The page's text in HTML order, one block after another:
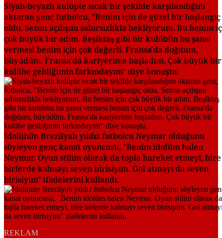
Siyah-beyazlı kulüpte sıcak bir şekilde karşılandığını
aktaran genç futbolcu, "Benim için de güzel bir başlangıç
oldu. Sezon açılışını sabırsızlıkla bekliyorum. Bu benim
çok büyük bir adım. Beşiktaş gibi bir kulübün bu şansı
vermesi benim için çok değerli. Fransa'da doğdum,
büyüdüm. Fransa'da kariyerime başladım. Çok büyük bir
kulübe geldiğimin farkındayım" diye konuştu.
İdolünün Brezilyalı yıldız futbolcu Neymar olduğunu
söyleyen genç kanat oyuncusu, "Benim idolüm halen
Neymar. Oyun stilim olarak da topla hareket etmeyi, bire
birlerde kalmayı seven birisiyim. Gol atmayı da seven
birisiyim" ifadelerini kullandı.
REKLAM